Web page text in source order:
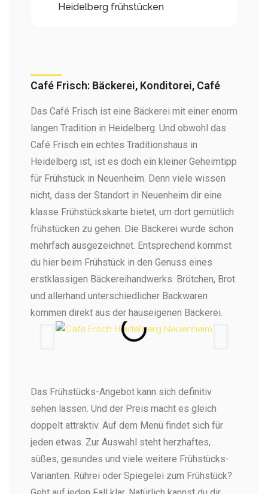
Heidelberg frühstücken
Café Frisch: Bäckerei, Konditorei, Café ​
Das Café Frisch ist eine Bäckerei mit einer enorm
langen Tradition in Heidelberg. Und obwohl das
Café Frisch ein echtes Traditionshaus in
Heidelberg ist, ist es doch ein kleiner Geheimtipp
für Frühstück in Neuenheim. Denn viele wissen
nicht, dass der Standort in Neuenheim dir eine
klasse Frühstückskarte bietet, um dort gemütlich
frühstücken zu gehen. Die Bäckerei wurde schon
mehrfach ausgezeichnet. Entsprechend kommst
du hier beim Frühstück in den Genuss eines
erstklassigen Bäckereihandwerks. Brötchen, Brot
und allerhand unterschiedlicher Backwaren
kommen direkt aus der hauseigenen Bäckerei.
Das Frühstücks-Angebot kann sich definitiv
sehen lassen. Und der Preis macht es gleich
doppelt attraktiv. Auf dem Menü findet sich für
jeden etwas. Zur Auswahl steht herzhaftes,
süßes, gesundes und viele weitere Frühstücks-
Varianten. Rührei oder Spiegelei zum Frühstück?